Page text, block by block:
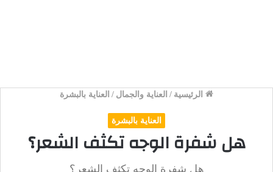
الرئيسية / العناية والجمال / العناية بالبشرة
العناية بالبشرة
هل شفرة الوجه تكثف الشعر؟
هل شفرة الوجه تكثف الشعر؟